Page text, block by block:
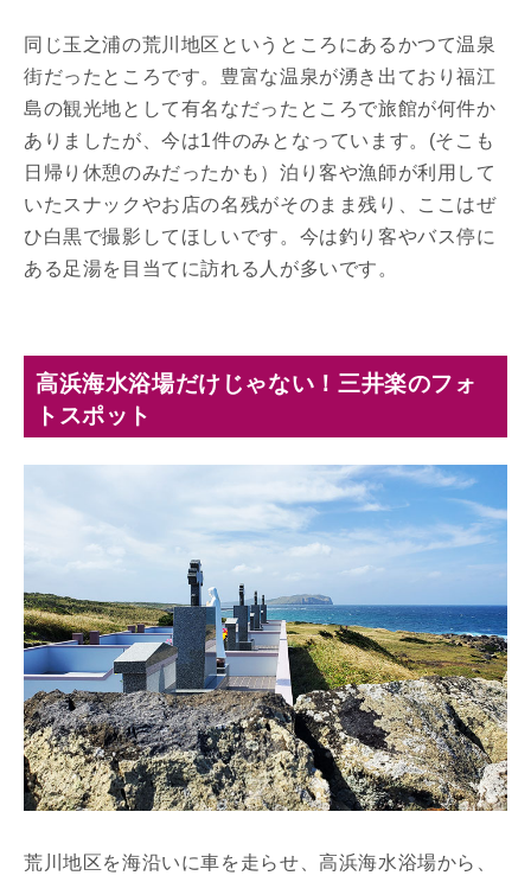
同じ玉之浦の荒川地区というところにあるかつて温泉
街だったところです。豊富な温泉が湧き出ており福江
島の観光地として有名なだったところで旅館が何件か
ありましたが、今は1件のみとなっています。(そこも
日帰り休憩のみだったかも）泊り客や漁師が利用して
いたスナックやお店の名残がそのまま残り、ここはぜ
ひ白黒で撮影してほしいです。今は釣り客やバス停に
ある足湯を目当てに訪れる人が多いです。
高浜海水浴場だけじゃない！三井楽のフォ
トスポット
荒川地区を海沿いに車を走らせ、高浜海水浴場から、